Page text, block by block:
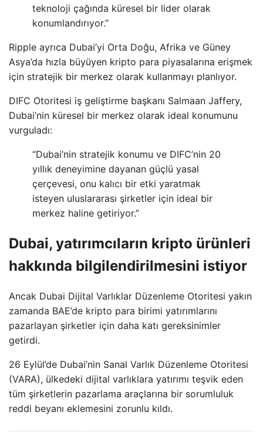
teknoloji çağında küresel bir lider olarak
konumlandırıyor.”
Ripple ayrıca Dubai’yi Orta Doğu, Afrika ve Güney
Asya’da hızla büyüyen kripto para piyasalarına erişmek
için stratejik bir merkez olarak kullanmayı planlıyor.
DIFC Otoritesi iş geliştirme başkanı Salmaan Jaffery,
Dubai’nin küresel bir merkez olarak ideal konumunu
vurguladı:
“Dubai’nin stratejik konumu ve DIFC’nin 20
yıllık deneyimine dayanan güçlü yasal
çerçevesi, onu kalıcı bir etki yaratmak
isteyen uluslararası şirketler için ideal bir
merkez haline getiriyor.”
Dubai, yatırımcıların kripto ürünleri
hakkında bilgilendirilmesini istiyor
Ancak Dubai Dijital Varlıklar Düzenleme Otoritesi yakın
zamanda BAE’de kripto para birimi yatırımlarını
pazarlayan şirketler için daha katı gereksinimler
getirdi.
26 Eylül’de Dubai’nin Sanal Varlık Düzenleme Otoritesi
(VARA), ülkedeki dijital varlıklara yatırımı teşvik eden
tüm şirketlerin pazarlama araçlarına bir sorumluluk
reddi beyanı eklemesini zorunlu kıldı.